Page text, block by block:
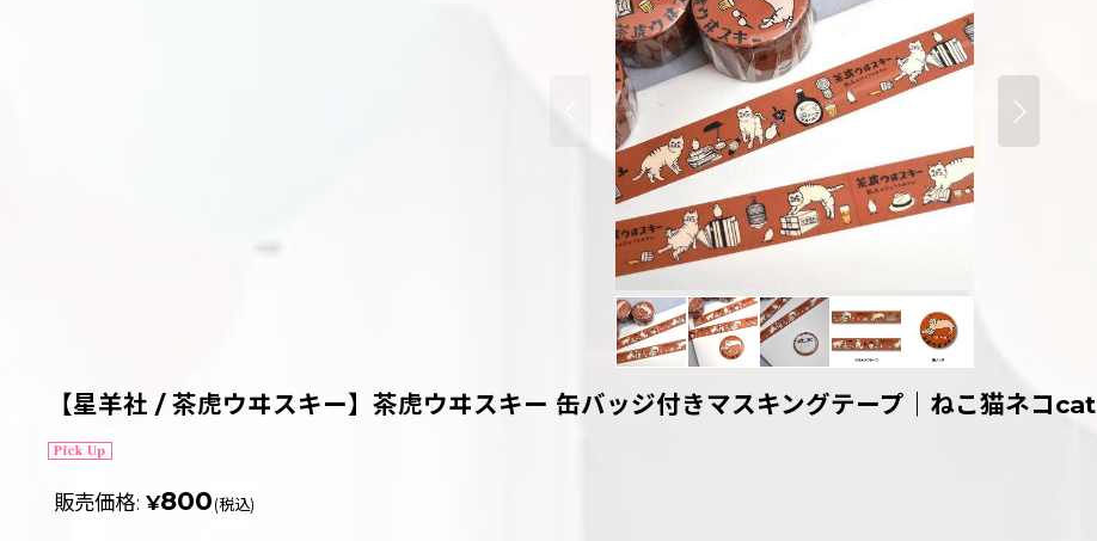
【星羊社 / 茶虎ウヰスキー】茶虎ウヰスキー 缶バッジ付きマスキングテープ｜ねこ猫ネコcat
販売価格: ¥800(税込)